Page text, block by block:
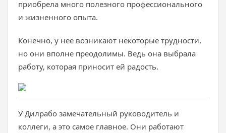
приобрела много полезного профессионального
и жизненного опыта.
Конечно, у нее возникают некоторые трудности,
но они вполне преодолимы. Ведь она выбрала
работу, которая приносит ей радость.
У Дилрабо замечательный руководитель и
коллеги, а это самое главное. Они работают